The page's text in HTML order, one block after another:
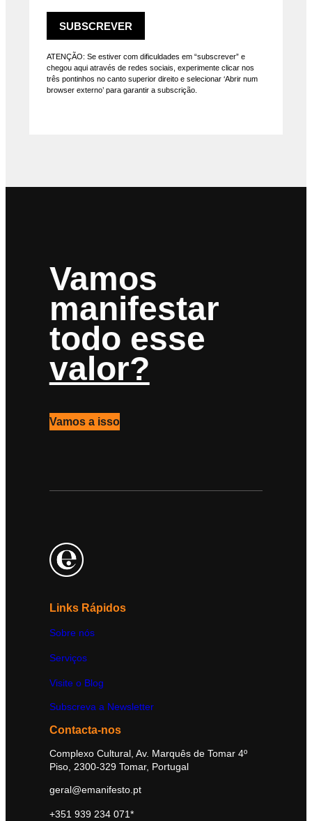
SUBSCREVER
ATENÇÃO: Se estiver com dificuldades em “subscrever” e
chegou aqui através de redes sociais, experimente clicar nos
três pontinhos no canto superior direito e selecionar ‘Abrir num
browser externo’ para garantir a subscrição.
Vamos
manifestar
todo esse
valor?
Vamos a isso
Links Rápidos
Sobre nós
Serviços
Visite o Blog
Subscreva a Newsletter
Contacta-nos
Complexo Cultural, Av. Marquês de Tomar 4º
Piso, 2300-329 Tomar, Portugal
geral@emanifesto.pt
+351 939 234 071*